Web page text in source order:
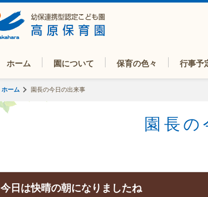
ホーム 園について 保育の色々 行事予
ホーム 園長の今日の出来事
園長の
今日は快晴の朝になりましたね